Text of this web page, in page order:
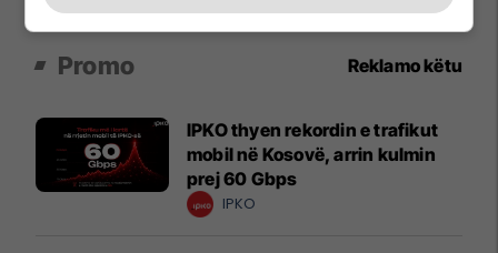
Promo Reklamo këtu
IPKO thyen rekordin e trafikut
mobil në Kosovë, arrin kulmin
prej 60 Gbps
IPKO